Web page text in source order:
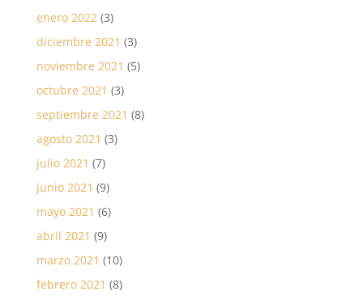
enero 2022(3)
diciembre 2021 (3)
noviembre 2021 (5)
octubre 2021 (3)
septiembre 2021 (8)
agosto 2021 (3)
julio 2021 (7)
junio 2021 (9)
mayo 2021 (6)
abril 2021 (9)
marzo 2021 (10)
febrero 2021 (8)